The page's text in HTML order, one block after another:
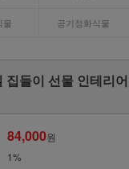
물 공기정화식물
들이 선물 인테리어
84,000원
1%